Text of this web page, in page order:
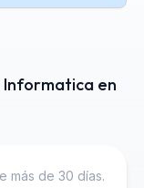
Informatica en
más de 30 días.